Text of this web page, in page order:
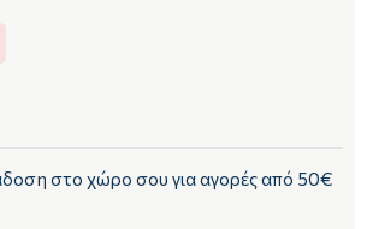
στο χώρο σου για αγορές από 50€